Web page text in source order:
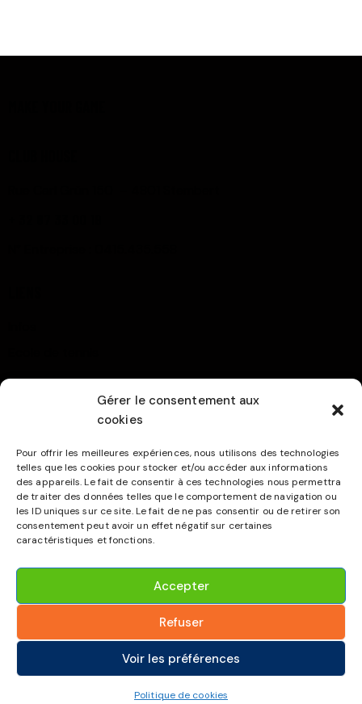
Gérer le consentement aux
cookies
Pour offrir les meilleures expériences, nous utilisons des technologies
telles que les cookies pour stocker et/ou accéder aux informations
des appareils. Le fait de consentir à ces technologies nous permettra
de traiter des données telles que le comportement de navigation ou
les ID uniques sur ce site. Le fait de ne pas consentir ou de retirer son
consentement peut avoir un effet négatif sur certaines
caractéristiques et fonctions.
Accepter
Refuser
Voir les préférences
Politique de cookies
Compétitions
AFT-LIège
Cookies (Infos)
NOUS SUIVRE
Tennis – RCSV © 2026. All Rights Reserved.